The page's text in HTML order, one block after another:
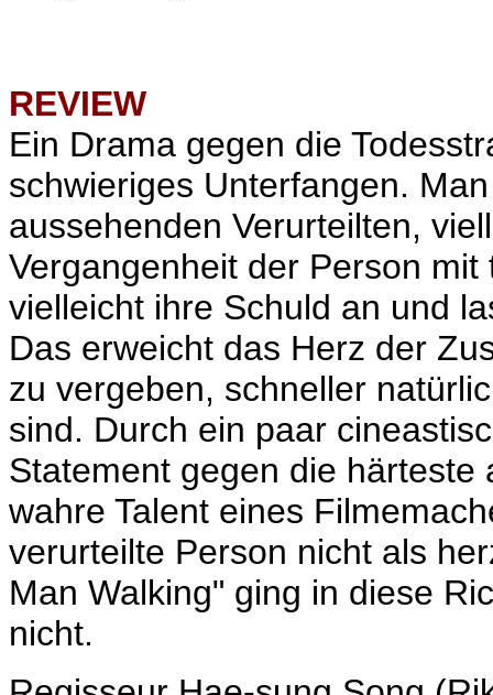
REVIEW
Ein Drama gegen die
schwieriges Unterfangen.
aussehenden Verurteilten,
Vergangenheit der Person
vielleicht ihre Schuld an und
Das erweicht das Herz der
zu vergeben, schneller
sind. Durch ein paar
Statement gegen die
wahre Talent eines
verurteilte Person nicht als
Man Walking" ging in diese
nicht.